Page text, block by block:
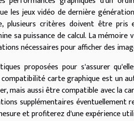
les jeux vidéo de dernière
plusieurs critères doivent être pris
sa puissance de calcul. La mémoire
nécessaires pour afficher des
proposées pour s'assurer
carte graphique est un
mais aussi être compatible avec la
supplémentaires éventuellement
et profiterez d'une expérience